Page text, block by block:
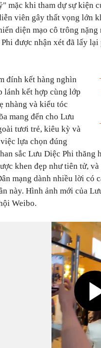
mặc khi tham dự sự kiện
viên gây thất vọng lớn
diện mạo cô trông nặng
được nhận xét đã lấy
đính kết hàng nghìn
lánh kết hợp cùng lớp
nhàng và kiểu tóc
mang đến cho Lưu
tươi trẻ, kiêu kỳ và
lựa chọn đúng
sắc Lưu Diệc Phi thăng
khen đẹp như tiên tử,
mạng dành nhiều lời có
này. Hình ảnh mới của
Weibo.